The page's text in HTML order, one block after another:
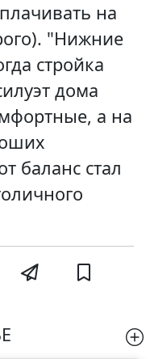
на
"Нижние
стройка
дома
а на
баланс стал